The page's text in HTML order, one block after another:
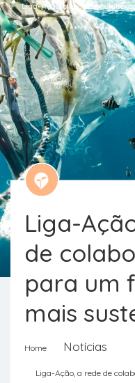
Liga-Ação, a rede de
Liga-
de
para um
mais
Home Notícias
Liga-Ação, a rede de
A iniciativa